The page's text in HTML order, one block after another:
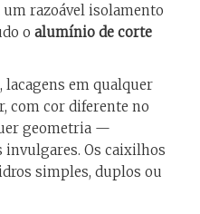
um razoável isolamento
o alumínio de corte
em qualquer
com cor diferente no
geometria —
Os caixilhos
simples, duplos ou